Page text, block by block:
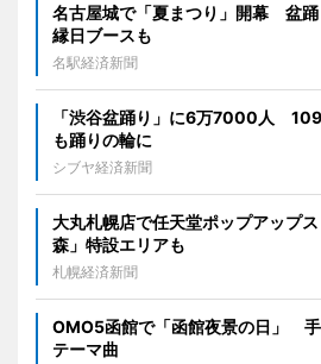
名古屋城で「夏まつり」開幕 盆踊
縁日ブースも
名駅経済新聞
「渋谷盆踊り」に6万7000人
も踊りの輪に
シブヤ経済新聞
大丸札幌店で任天堂ポップアップ
森」特設エリアも
札幌経済新聞
OMO5函館で「函館夜景の日」
テーマ曲